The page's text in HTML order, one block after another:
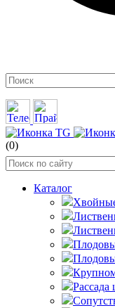
(0)
Каталог
Рассада